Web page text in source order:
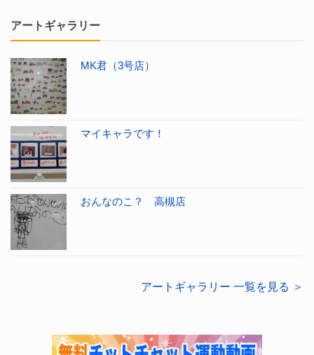
アートギャラリー
MK君（3号店）
マイキャラです！
おんなのこ？ 高槻店
アートギャラリー 一覧を見る ＞